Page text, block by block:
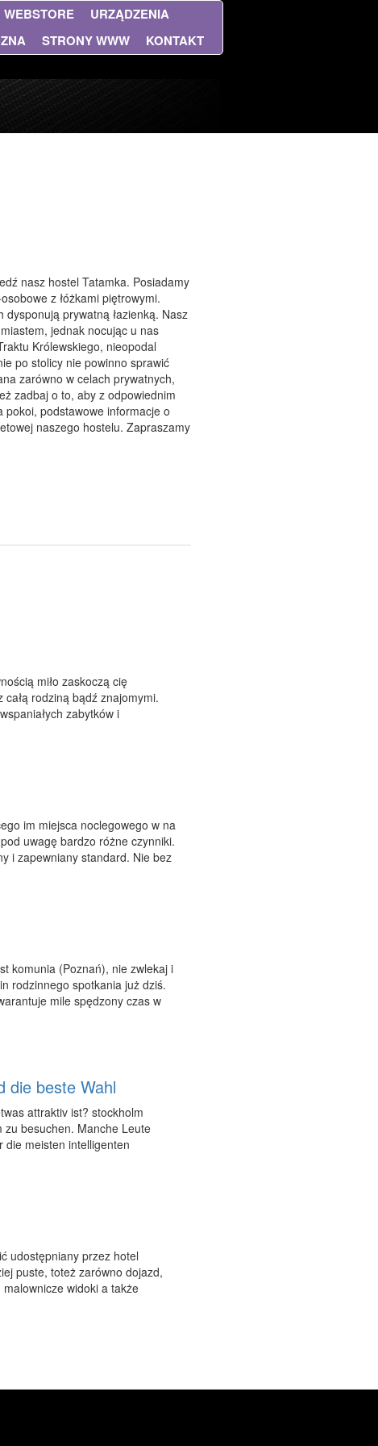
WEBSTORE
URZĄDZENIA
STRONY WWW KONTAKT
nasz hostel Tatamka. Posiadamy
z łóżkami piętrowymi.
prywatną łazienką. Nasz
jednak nocując u nas
Królewskiego, nieopodal
po stolicy nie powinno sprawić
zarówno w celach prywatnych,
zadbaj o to, aby z odpowiednim
podstawowe informacje o
naszego hostelu. Zapraszamy
miło zaskoczą cię
rodziną bądź znajomymi.
zabytków i
im miejsca noclegowego w na
uwagę bardzo różne czynniki.
i zapewniany standard. Nie bez
komunia (Poznań), nie zwlekaj i
rodzinnego spotkania już dziś.
mile spędzony czas w
die beste Wahl
attraktiv ist? stockholm
besuchen. Manche Leute
die meisten intelligenten
udostępniany przez hotel
puste, toteż zarówno dojazd,
widoki a także